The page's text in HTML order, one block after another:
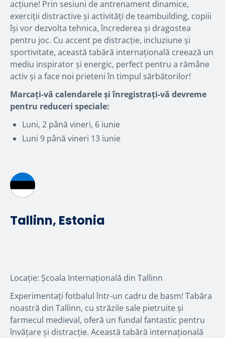
acțiune! Prin sesiuni de antrenament dinamice,
exerciții distractive și activități de teambuilding, copiii
își vor dezvolta tehnica, încrederea și dragostea
pentru joc. Cu accent pe distracție, incluziune și
sportivitate, această tabără internațională creează un
mediu inspirator și energic, perfect pentru a rămâne
activ și a face noi prieteni în timpul sărbătorilor!
Marcați-vă calendarele și înregistrați-vă devreme
pentru reduceri speciale:
Luni, 2 până vineri, 6 iunie
Luni 9 până vineri 13 iunie
Tallinn, Estonia
Locație: Școala Internațională din Tallinn
Experimentați fotbalul într-un cadru de basm! Tabăra
noastră din Tallinn, cu străzile sale pietruite și
farmecul medieval, oferă un fundal fantastic pentru
învățare și distracție. Această tabără internațională